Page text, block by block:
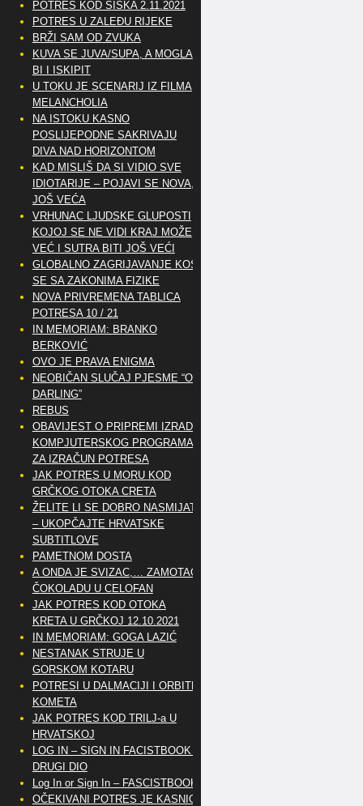
POTRES KOD SISKA 2.11.2021
POTRES U ZALEĐU RIJEKE
BRŽI SAM OD ZVUKA
KUVA SE JUVA/SUPA, A MOGLA
BI I ISKIPIT
U TOKU JE SCENARIJ IZ FILMA
MELANCHOLIA
NA ISTOKU KASNO
POSLIJEPODNE SAKRIVAJU
DIVA NAD HORIZONTOM
KAD MISLIŠ DA SI VIDIO SVE
IDIOTARIJE – POJAVI SE NOVA,..
JOŠ VEĆA
VRHUNAC LJUDSKE GLUPOSTI
KOJOJ SE NE VIDI KRAJ MOŽE
VEĆ I SUTRA BITI JOŠ VEĆI
GLOBALNO ZAGRIJAVANJE KOSI
SE SA ZAKONIMA FIZIKE
NOVA PRIVREMENA TABLICA
POTRESA 10 / 21
IN MEMORIAM: BRANKO
BERKOVIĆ
OVO JE PRAVA ENIGMA
NEOBIČAN SLUČAJ PJESME “OH
DARLING”
REBUS
OBAVIJEST O PRIPREMI IZRADE
KOMPJUTERSKOG PROGRAMA
ZA IZRAČUN POTRESA
JAK POTRES U MORU KOD
GRČKOG OTOKA CRETA
ŽELITE LI SE DOBRO NASMIJATI
– UKOPČAJTE HRVATSKE
SUBTITLOVE
PAMETNOM DOSTA
A ONDA JE SVIZAC,… ZAMOTAO
ČOKOLADU U CELOFAN
JAK POTRES KOD OTOKA
KRETA U GRČKOJ 12.10.2021
IN MEMORIAM: GOGA LAZIĆ
NESTANAK STRUJE U
GORSKOM KOTARU
POTRESI U DALMACIJI I ORBITE
KOMETA
JAK POTRES KOD TRILJ-a U
HRVATSKOJ
LOG IN – SIGN IN FACISTBOOK –
DRUGI DIO
Log In or Sign In – FASCISTBOOK
OČEKIVANI POTRES JE KASNIO